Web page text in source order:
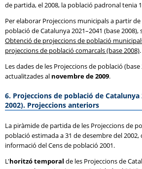
de partida, el 2008, la població padronal tenia
Per elaborar Projeccions municipals a partir
població de Catalunya 2021–2041 (base
Obtenció de projeccions de població
projeccions de població comarcals (base 2008).
Les dades de les Projeccions de població
actualitzades al novembre de 2009.
6. Projeccions de població de Catalunya
2002). Projeccions anteriors
La piràmide de partida de les Projeccions de
població estimada a 31 de desembre del
informació del Cens de població 2001.
L'horitzó temporal de les Projeccions de